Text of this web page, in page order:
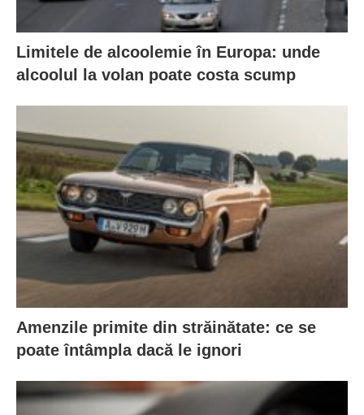
Limitele de alcoolemie în Europa: unde
alcoolul la volan poate costa scump
Amenzile primite din străinătate: ce se
poate întâmpla dacă le ignori